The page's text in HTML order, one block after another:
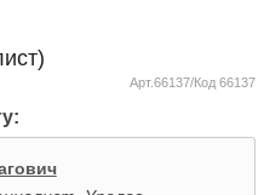
Арт.66137/Код 66137